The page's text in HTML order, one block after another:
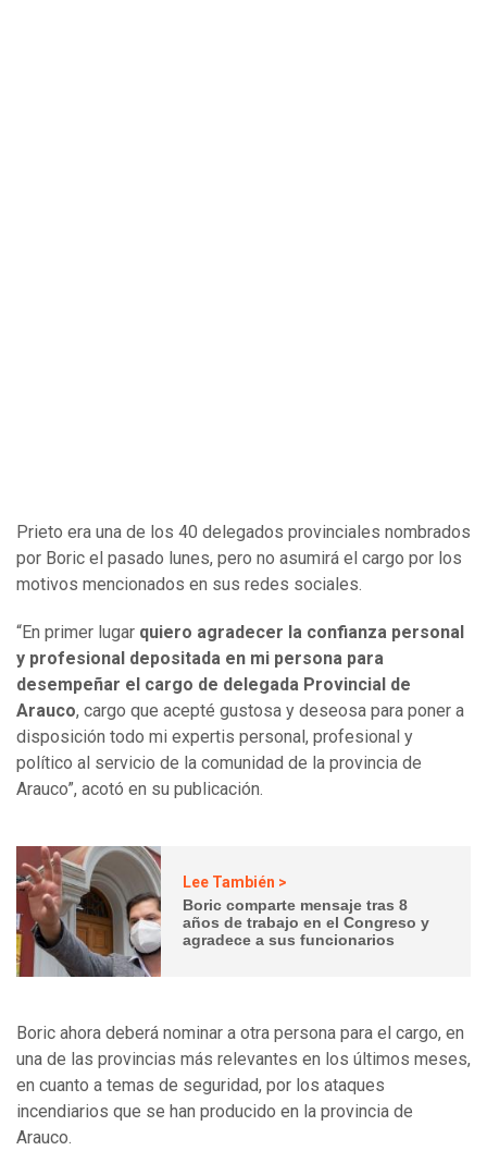
Prieto era una de los 40 delegados provinciales nombrados
por Boric el pasado lunes, pero no asumirá el cargo por los
motivos mencionados en sus redes sociales.
“En primer lugar quiero agradecer la confianza personal
y profesional depositada en mi persona para
desempeñar el cargo de delegada Provincial de
Arauco, cargo que acepté gustosa y deseosa para poner a
disposición todo mi expertis personal, profesional y
político al servicio de la comunidad de la provincia de
Arauco”, acotó en su publicación.
Lee También >
Boric comparte mensaje tras 8
años de trabajo en el Congreso y
agradece a sus funcionarios
Boric ahora deberá nominar a otra persona para el cargo, en
una de las provincias más relevantes en los últimos meses,
en cuanto a temas de seguridad, por los ataques
incendiarios que se han producido en la provincia de
Arauco.